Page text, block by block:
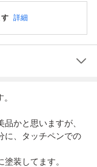
詳細
かと思いますが、
に、タッチペンでの
装してます。